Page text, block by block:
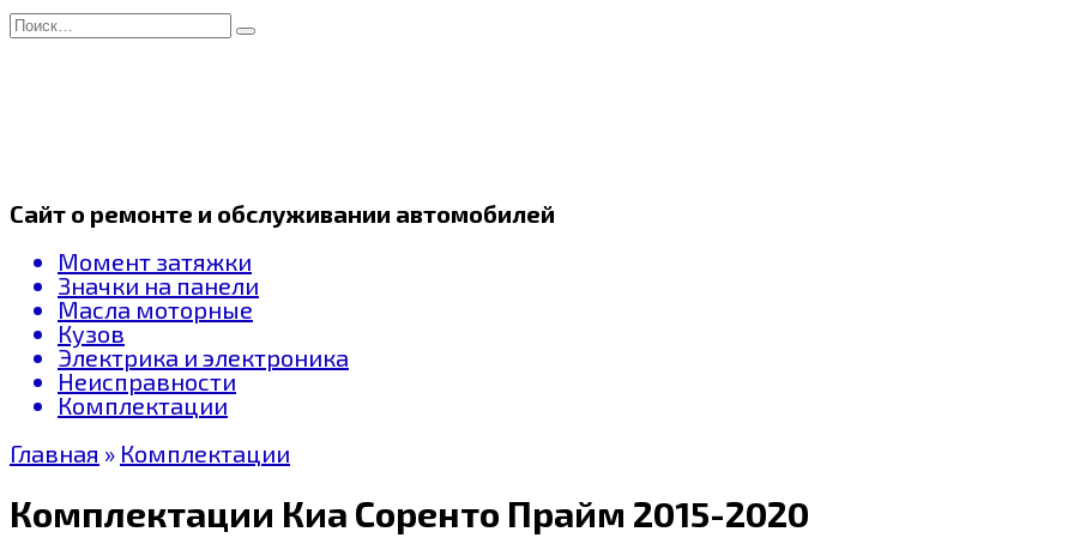
Перейти
к
Search
for:
Сайт о ремонте и обслуживании автомобилей
Момент затяжки
Значки на панели
Масла моторные
Кузов
Электрика и электроника
Неисправности
Комплектации
Главная » Комплектации
Комплектации Киа Соренто Прайм 2015-2020